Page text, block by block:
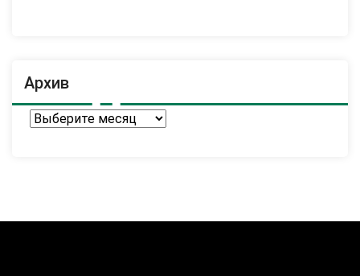
Архив
Архив